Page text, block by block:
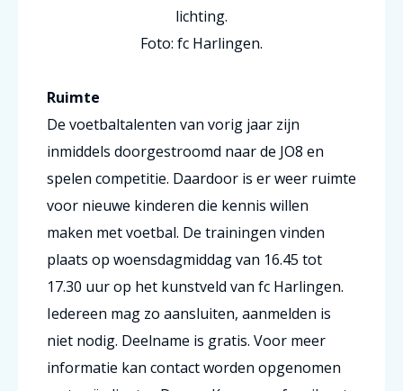
lichting.
Foto: fc Harlingen.
Ruimte
De voetbaltalenten van vorig jaar zijn
inmiddels doorgestroomd naar de JO8 en
spelen competitie. Daardoor is er weer ruimte
voor nieuwe kinderen die kennis willen
maken met voetbal. De trainingen vinden
plaats op woensdagmiddag van 16.45 tot
17.30 uur op het kunstveld van fc Harlingen.
Iedereen mag zo aansluiten, aanmelden is
niet nodig. Deelname is gratis. Voor meer
informatie kan contact worden opgenomen